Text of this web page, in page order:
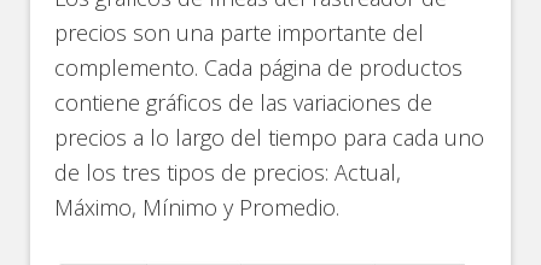
precios son una parte importante del
complemento. Cada página de productos
contiene gráficos de las variaciones de
precios a lo largo del tiempo para cada uno
de los tres tipos de precios: Actual,
Máximo, Mínimo y Promedio.